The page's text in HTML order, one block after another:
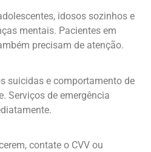
idosos sozinhos e
mentais. Pacientes em
precisam de atenção.
suicidas e comportamento de
Serviços de emergência
contate o CVV ou